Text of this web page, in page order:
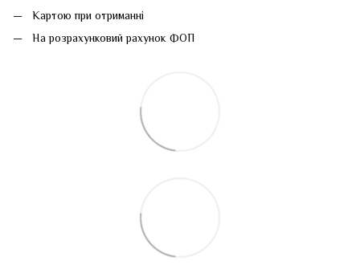
Картою при отриманні
На розрахунковий рахунок ФОП